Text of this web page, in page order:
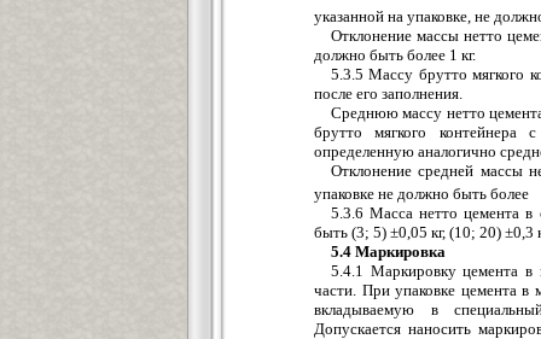
указанной на упаковке, не
Отклонение массы нетто
должно быть более 1 кг.
5.3.5 Массу брутто мягкого
после его заполнения.
Среднюю массу нетто
брутто мягкого контейнера
определенную аналогично
Отклонение средней массы
упаковке не должно быть более
5.3.6 Масса нетто цемента в
быть (3; 5) ±0,05 кг, (10; 20) ±0,3
5.4 Маркировка
5.4.1 Маркировку цемента
части. При упаковке цемента в
вкладываемую в
Допускается наносить